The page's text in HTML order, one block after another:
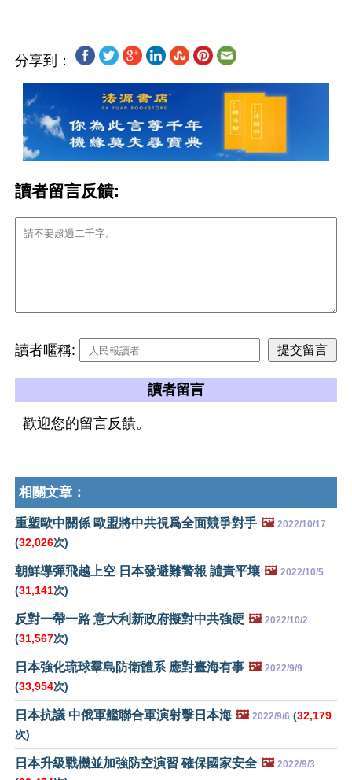
分享到：
讀者留言反饋:
讀者暱稱:
讀者留言
歡迎您的留言反饋。
相關文章：
重塑歐中關係 歐盟將中共視爲全面競爭對手 🖼️ 2022/10/17
(32,026次)
朝鮮導彈飛越上空 日本發避難警報 譴責平壤 🖼️ 2022/10/5
(31,141次)
反對一帶一路 意大利新政府擬對中共強硬 🖼️ 2022/10/2
(31,567次)
日本強化琉球羣島防衛體系 應對臺海有事 🖼️ 2022/9/9
(33,954次)
日本抗議 中俄軍艦聯合軍演射擊日本海 🖼️ 2022/9/6 (32,179
次)
日本升級戰機並加強防空演習 確保國家安全 🖼️ 2022/9/3